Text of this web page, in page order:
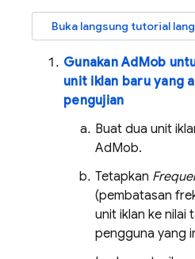
Buka langsung tutorial
GunakanAdMob
unit iklan baru yang
pengujian
Buat dua unit
AdMob.
Tetapkan
(pembatasan
unit iklan ke nilai
pengguna yang